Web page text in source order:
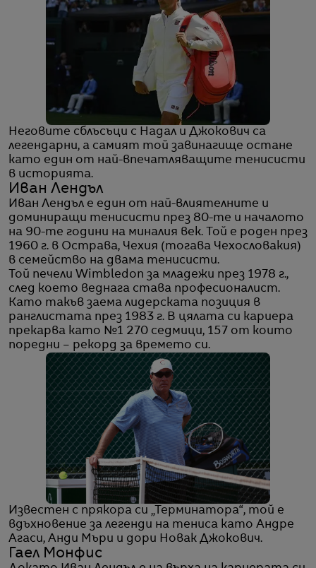
Неговите сблъсъци с Надал и Джокович са
легендарни, а самият той завинагище остане
като един от най-впечатляващите тенисисти
в историята.
Иван Лендъл
Иван Лендъл е един от най-влиятелните и
доминиращи тенисисти през 80-те и началото
на 90-те години на миналия век. Той е роден през
1960 г. в Острава, Чехия (тогава Чехословакия)
в семейство на двама тенисисти.
Той печели Wimbledon за младежи през 1978 г.,
след което веднага става професионалист.
Като такъв заема лидерската позиция в
ранглистата през 1983 г. В цялата си кариера
прекарва като №1 270 седмици, 157 от които
поредни – рекорд за времето си.
Известен с прякора си „Терминатора“, той е
вдъхновение за легенди на тениса като Андре
Агаси, Анди Мъри и дори Новак Джокович.
Гаел Монфис